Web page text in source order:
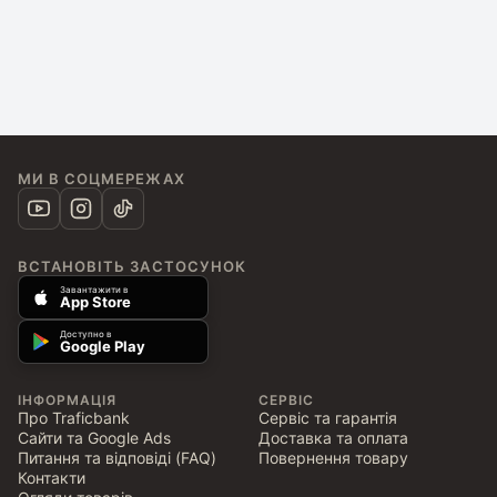
МИ В СОЦМЕРЕЖАХ
ВСТАНОВІТЬ ЗАСТОСУНОК
Завантажити в
App Store
Доступно в
Google Play
ІНФОРМАЦІЯ
Про Traficbank
Сайти та Google Ads
Питання та відповіді (FAQ)
Контакти
СЕРВІС
Сервіс та гарантія
Доставка та оплата
Повернення товару